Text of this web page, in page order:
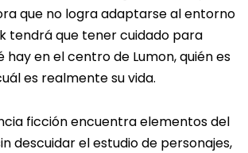
que no logra adaptarse al entorno
tendrá que tener cuidado para
en el centro de Lumon, quién es
es realmente su vida.
ficción encuentra elementos del
descuidar el estudio de personajes,